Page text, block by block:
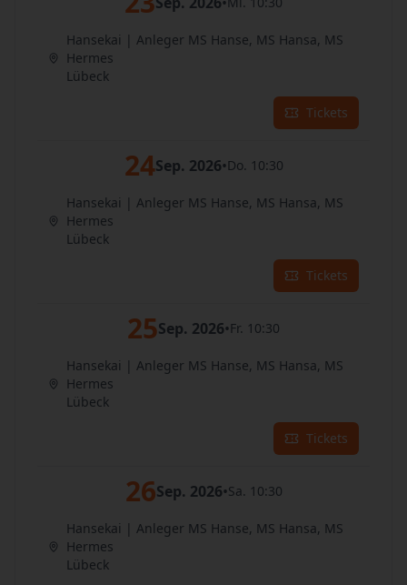
Hansekai | Anleger MS Hanse, MS Hansa, MS
Hermes
Lübeck
Tickets
24Sep. 2026•Do. 10:30
Hansekai | Anleger MS Hanse, MS Hansa, MS
Hermes
Lübeck
Tickets
25Sep. 2026•Fr. 10:30
Hansekai | Anleger MS Hanse, MS Hansa, MS
Hermes
Lübeck
Tickets
26Sep. 2026•Sa. 10:30
Hansekai | Anleger MS Hanse, MS Hansa, MS
Hermes
Lübeck